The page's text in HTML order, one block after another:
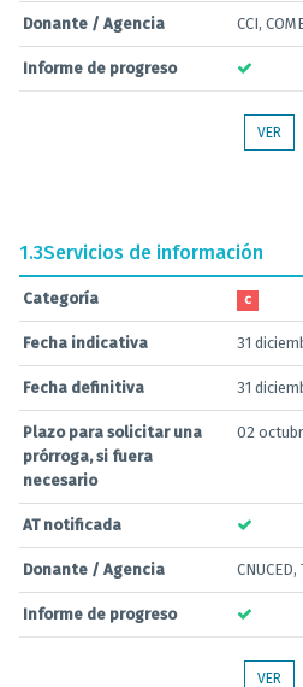
Donante / Agencia CCI,
Informe de progreso
VER
1.3Servicios de información
Categoría C
Fecha indicativa 31
Fecha definitiva 31
Plazo para solicitar una
prórroga, si fuera
necesario
02
AT notificada
Donante / Agencia CNUCED,
Informe de progreso
VER